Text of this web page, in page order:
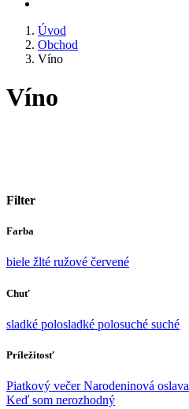
Úvod
Obchod
Víno
Víno
Filter
Farba
biele žlté ružové červené
Chuť
sladké polosladké polosuché suché
Príležitosť
Piatkový večerNarodeninová oslava
Keď som nerozhodný